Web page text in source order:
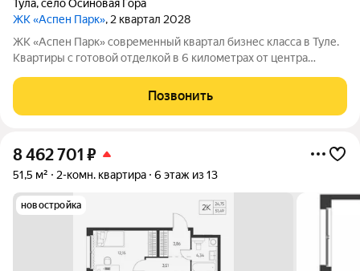
Тула,село Осиновая Гора
ЖК «Аспен Парк», 2 квартал 2028
ЖК «Аспен Парк» современный квартал бизнес класса в Туле.
Квартиры с готовой отделкой в 6 километрах от центра
корпуса высотой от 9 до 13 этажей. Фасады домов воплощают
образ древесной коры.
Позвонить
8 462 701 ₽
51,5 м² 2-комн. квартира 6 этаж из 13
новостройка